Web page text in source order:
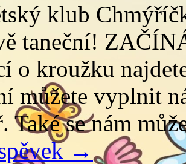
klub
taneční!
o kroužku
můžete vyplnit
Také se nám
→